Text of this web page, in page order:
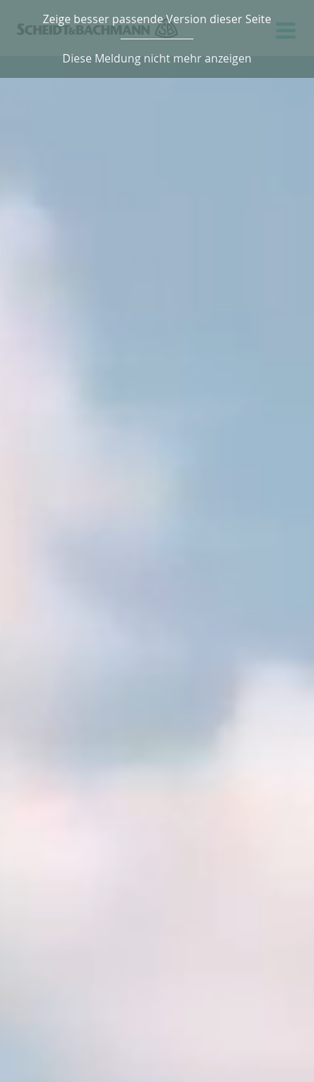
Zeige besser passende Version dieser Seite
Diese Meldung nicht mehr anzeigen